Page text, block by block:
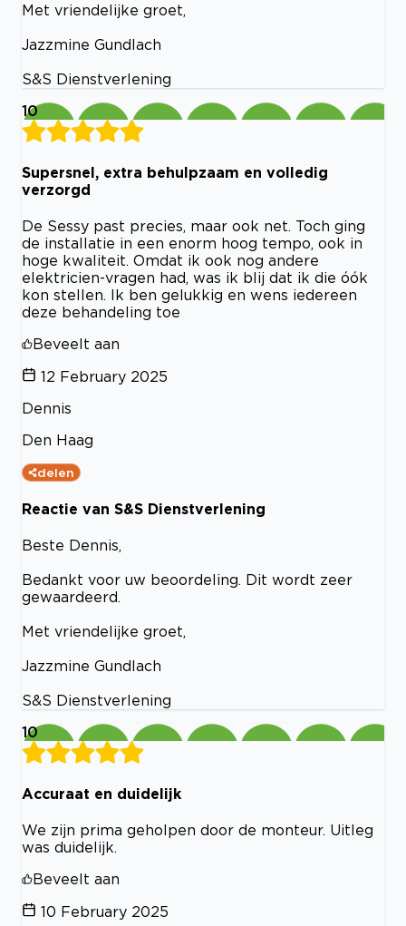
Met vriendelijke groet,
Jazzmine Gundlach
S&S Dienstverlening
10
Supersnel, extra behulpzaam en volledig
verzorgd
De Sessy past precies, maar ook net. Toch ging
de installatie in een enorm hoog tempo, ook in
hoge kwaliteit. Omdat ik ook nog andere
elektricien-vragen had, was ik blij dat ik die óók
kon stellen. Ik ben gelukkig en wens iedereen
deze behandeling toe
Beveelt aan
12 February 2025
Dennis
Den Haag
delen
Reactie van S&S Dienstverlening
Beste Dennis,
Bedankt voor uw beoordeling. Dit wordt zeer
gewaardeerd.
Met vriendelijke groet,
Jazzmine Gundlach
S&S Dienstverlening
10
Accuraat en duidelijk
We zijn prima geholpen door de monteur. Uitleg
was duidelijk.
Beveelt aan
10 February 2025